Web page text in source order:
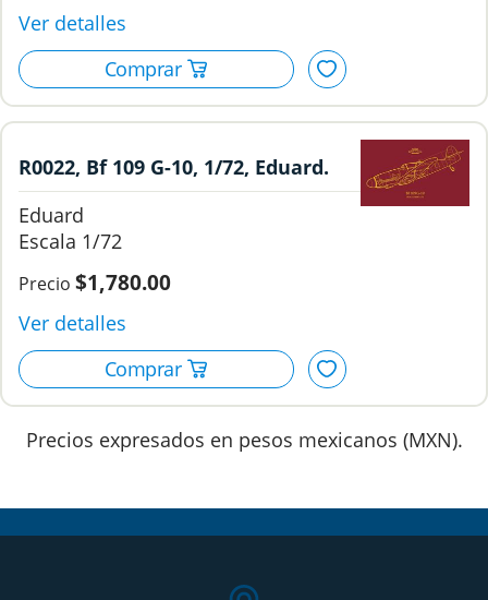
R0022, Bf 109 G-10, 1/72, Eduard.
Eduard
1/72
$1,780.00
Precios expresados en pesos mexicanos (MXN).